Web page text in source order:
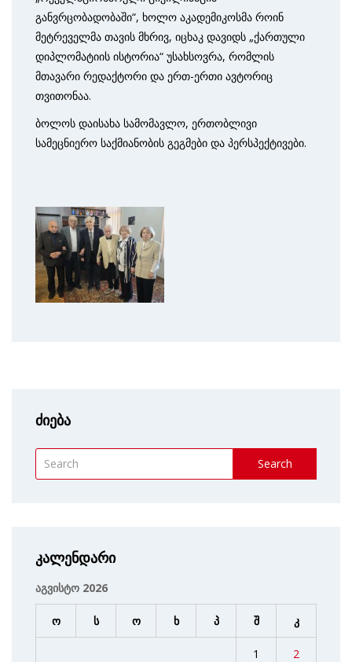
განვრცობადობაში“, ხოლო აკადემიკოსმა როინ
მეტრეველმა თავის მხრივ, იცხაკ დავიდს „ქართული
დიპლომატიის ისტორია“ უსახსოვრა, რომლის
მთავარი რედაქტორი და ერთ-ერთი ავტორიც
თვითონაა.
ბოლოს დაისახა სამომავლო, ერთობლივი
სამეცნიერო საქმიანობის გეგმები და პერსპექტივები.
ძიება
Search
კალენდარი
აგვისტო 2026
ო ს ო ხ პ შ კ
1 2